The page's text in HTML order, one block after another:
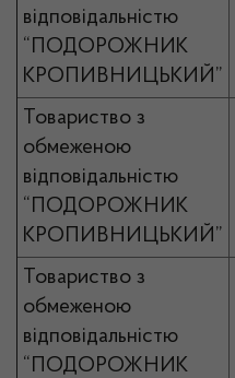
відповідальністю
“ПОДОРОЖНИК
КРОПИВНИЦЬКИЙ”
Товариство з
обмеженою
відповідальністю
“ПОДОРОЖНИК
КРОПИВНИЦЬКИЙ”
Товариство з
обмеженою
відповідальністю
“ПОДОРОЖНИК